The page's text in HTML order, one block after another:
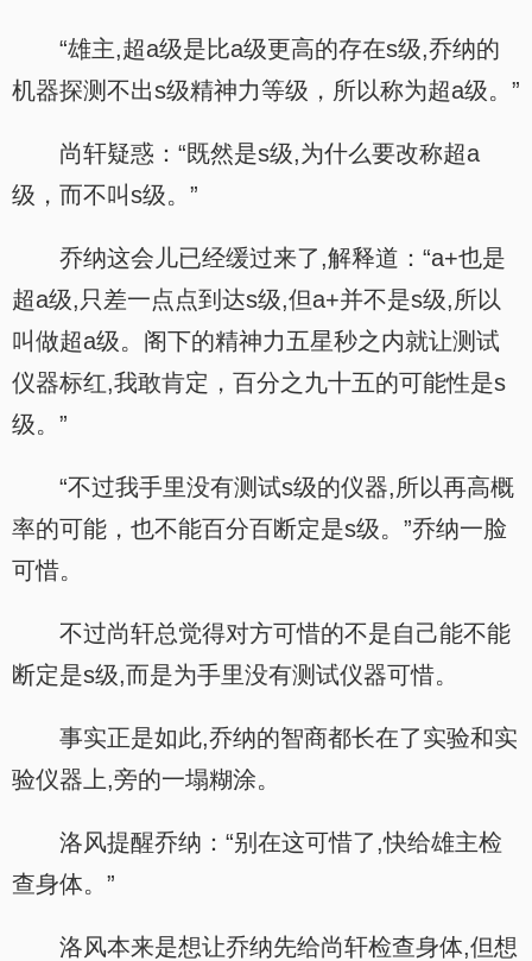
“雄主,超a级是比a级更高的存在s级,乔纳的
机器探测不出s级精神力等级，所以称为超a级。”
尚轩疑惑：“既然是s级,为什么要改称超a
级，而不叫s级。”
乔纳这会儿已经缓过来了,解释道：“a+也是
超a级,只差一点点到达s级,但a+并不是s级,所以
叫做超a级。阁下的精神力五星秒之内就让测试
仪器标红,我敢肯定，百分之九十五的可能性是s
级。”
“不过我手里没有测试s级的仪器,所以再高概
率的可能，也不能百分百断定是s级。”乔纳一脸
可惜。
不过尚轩总觉得对方可惜的不是自己能不能
断定是s级,而是为手里没有测试仪器可惜。
事实正是如此,乔纳的智商都长在了实验和实
验仪器上,旁的一塌糊涂。
洛风提醒乔纳：“别在这可惜了,快给雄主检
查身体。”
洛风本来是想让乔纳先给尚轩检查身体,但想